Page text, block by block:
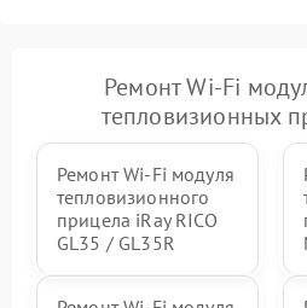
Ремонт Wi-Fi
тепловизионных
Ремонт Wi-Fi модуля
тепловизионного
прицела iRay RICO
GL35 / GL35R